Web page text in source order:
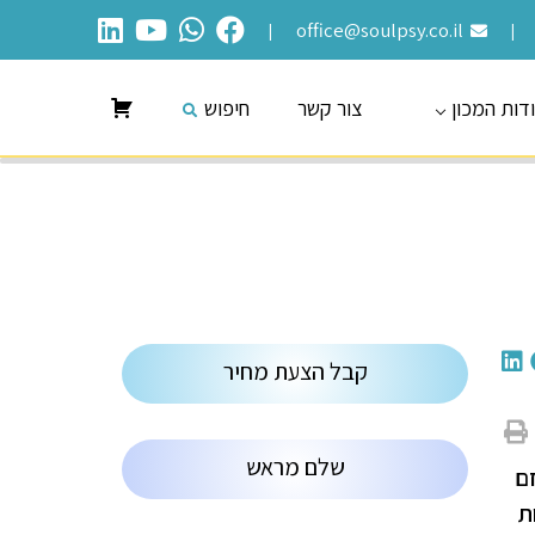
| office@soulpsy.co.il |
המכון צור קשר חיפוש
קבל הצעת מחיר
שלם מראש